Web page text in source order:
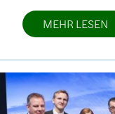
MEHR LESEN
Bild